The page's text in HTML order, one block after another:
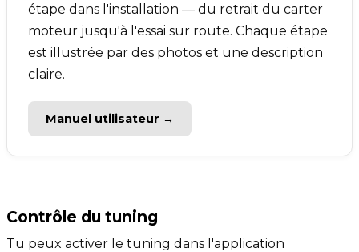
étape dans l'installation — du retrait du carter
moteur jusqu'à l'essai sur route. Chaque étape
est illustrée par des photos et une description
claire.
Manuel utilisateur →
Contrôle du tuning
Tu peux activer le tuning dans l'application